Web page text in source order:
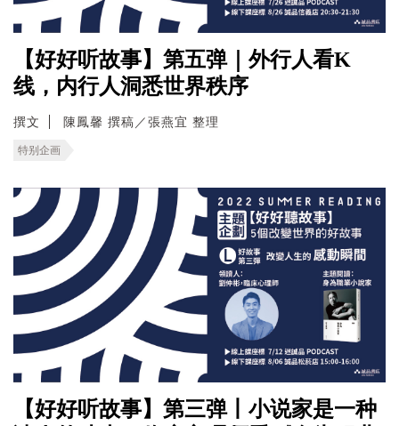
【好好听故事】第五弹｜外行人看K
线，内行人洞悉世界秩序
撰文 陳鳳馨 撰稿／張燕宜 整理
特别企画
【好好听故事】第三弹丨小说家是一种